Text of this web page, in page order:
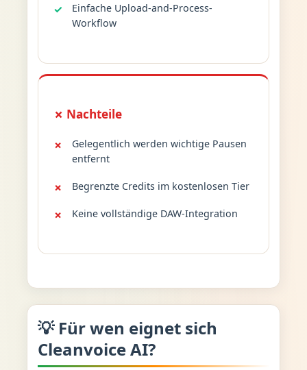
Einfache Upload-and-Process-
Workflow
✗ Nachteile
Gelegentlich werden wichtige Pausen
entfernt
Begrenzte Credits im kostenlosen Tier
Keine vollständige DAW-Integration
💡 Für wen eignet sich
Cleanvoice AI?